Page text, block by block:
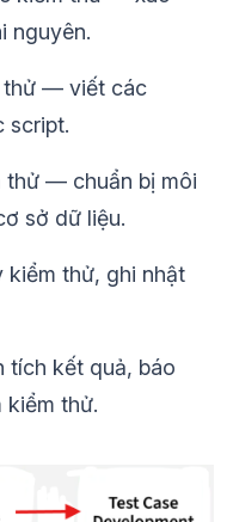
nguyên.
thử — viết các
script.
thử — chuẩn bị môi
sở dữ liệu.
thử, ghi nhật
tích kết quả, báo
kiểm thử.